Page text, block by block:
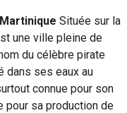
Située sur la
une ville pleine de
du célèbre pirate
dans ses eaux au
connue pour son
pour sa production de